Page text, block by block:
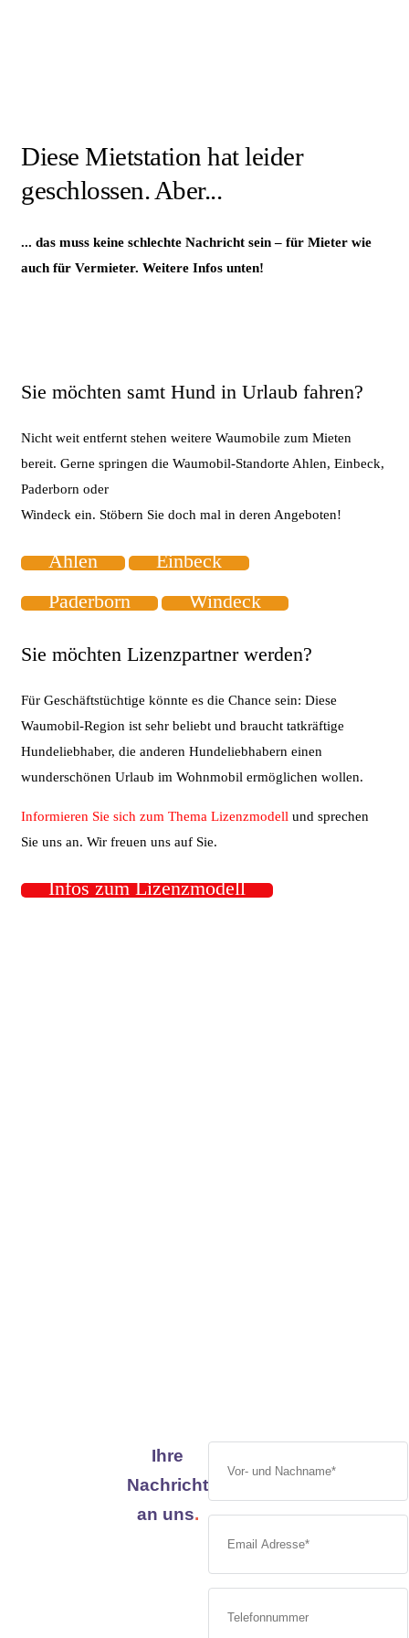
Diese Mietstation hat leider
geschlossen. Aber...
... das muss keine schlechte Nachricht sein – für Mieter wie
auch für Vermieter. Weitere Infos unten!
Sie möchten samt Hund in Urlaub fahren?
Nicht weit entfernt stehen weitere Waumobile zum Mieten
bereit. Gerne springen die Waumobil-Standorte Ahlen, Einbeck,
Paderborn oder
Windeck ein. Stöbern Sie doch mal in deren Angeboten!
Ahlen
Einbeck
Paderborn
Windeck
Sie möchten Lizenzpartner werden?
Für Geschäftstüchtige könnte es die Chance sein: Diese
Waumobil-Region ist sehr beliebt und braucht tatkräftige
Hundeliebhaber, die anderen Hundeliebhabern einen
wunderschönen Urlaub im Wohnmobil ermöglichen wollen.
Informieren Sie sich zum Thema Lizenzmodell und sprechen
Sie uns an. Wir freuen uns auf Sie.
Infos zum Lizenzmodell
Ihre
Nachricht
an uns.